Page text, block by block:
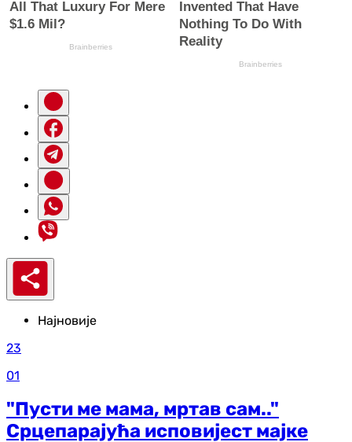
Најновије
23
01
"Пусти ме мама, мртав сам.."
Срцепарајућа исповијест мајке